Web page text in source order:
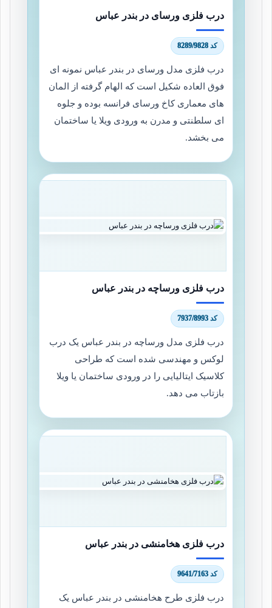
درب فلزی ورسای در بندر عباس
کد 8289/9828
درب فلزی مدل ورسای در بندر عباس نمونه ای
فوق العاده شکیل است که الهام گرفته از المان
های معماری کاخ ورسای فرانسه بوده و جلوه
ای سلطنتی و مدرن به ورودی ویلا یا ساختمان
می بخشد.
درب فلزی ورساچه در بندر عباس
کد 7937/8993
درب فلزی مدل ورساچه در بندر عباس یک درب
لوکس و مهندسی شده است که طراحی
کلاسیک ایتالیایی را در ورودی ساختمان یا ویلا
بازتاب می دهد.
درب فلزی هخامنشی در بندر عباس
کد 9641/7163
درب فلزی طرح هخامنشی در بندر عباس یک